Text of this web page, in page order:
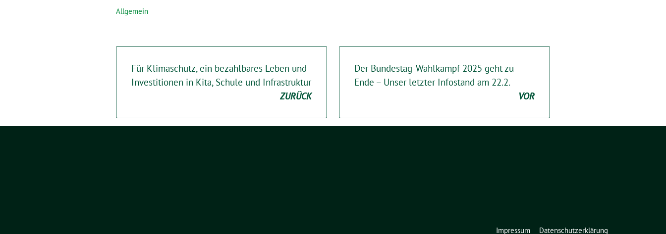
Allgemein
Für Klimaschutz, ein bezahlbares Leben und
Investitionen in Kita, Schule und Infrastruktur
ZURÜCK
Der Bundestag-Wahlkampf 2025 geht zu
Ende – Unser letzter Infostand am 22.2.
VOR
Impressum Datenschutzerklärung